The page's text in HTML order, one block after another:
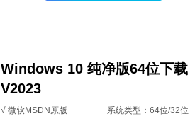
Windows 10 纯净版64位下载
V2023
√ 微软MSDN原版
系统类型：64位/32位